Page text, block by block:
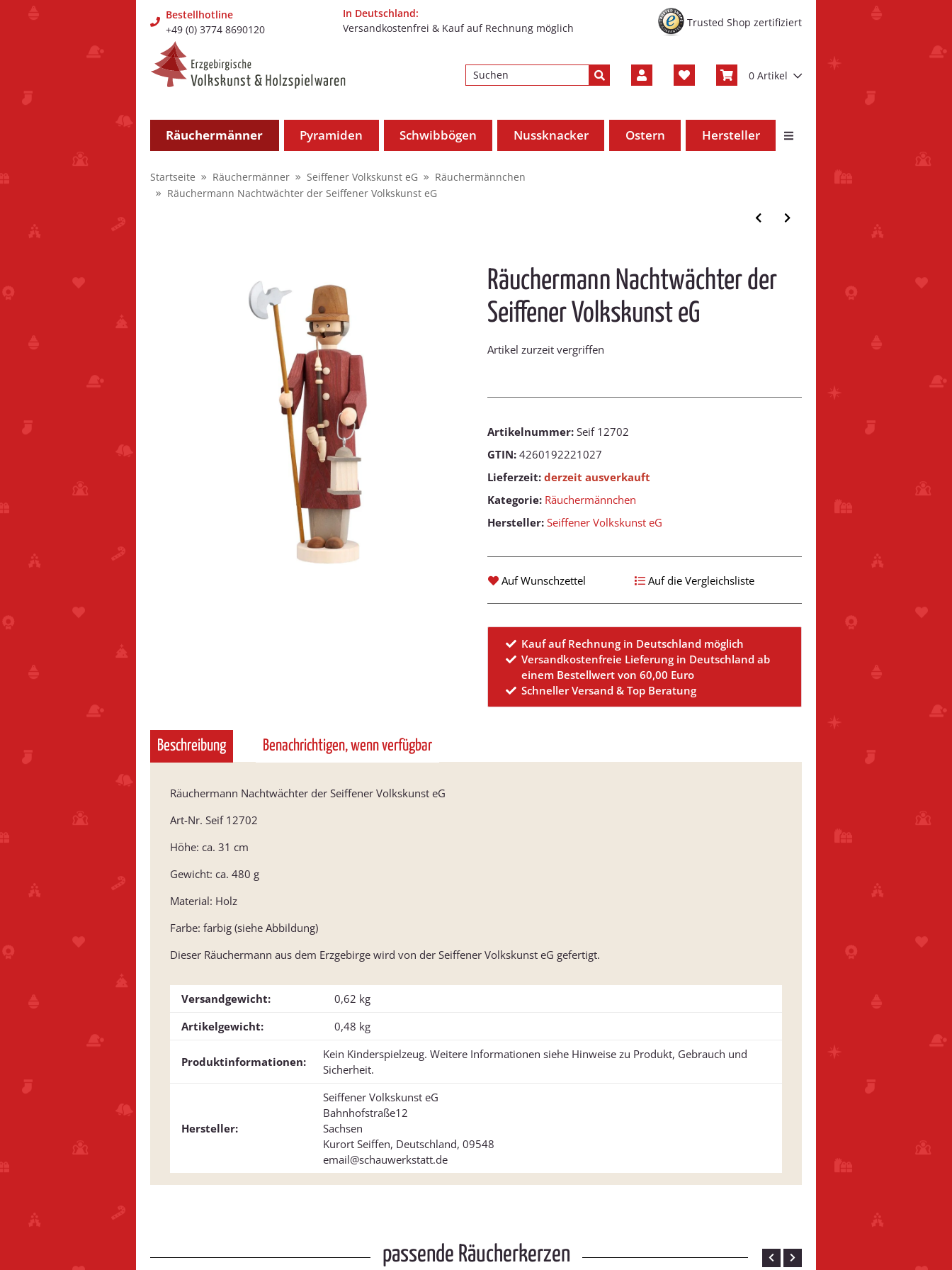
Bestellhotline
+49 (0) 3774 8690120
In Deutschland:
Versandkostenfrei & Kauf auf Rechnung möglich
Trusted Shop zertifiziert
0 Artikel
Räuchermänner Pyramiden Schwibbögen Nussknacker Ostern Hersteller
Startseite Räuchermänner Seiffener Volkskunst eG
Räuchermännchen
Räuchermann Nachtwächter der Seiffener Volkskunst eG
Räuchermann Nachtwächter der
Seiffener Volkskunst eG
Artikel zurzeit vergriffen
Artikelnummer: Seif 12702
GTIN: 4260192221027
Lieferzeit: derzeit ausverkauft
Kategorie: Räuchermännchen
Hersteller: Seiffener Volkskunst eG
Auf Wunschzettel Auf die Vergleichsliste
Kauf auf Rechnung in Deutschland möglich
Versandkostenfreie Lieferung in Deutschland ab
einem Bestellwert von 60,00 Euro
Schneller Versand & Top Beratung
Beschreibung Benachrichtigen, wenn verfügbar
Räuchermann Nachtwächter der Seiffener Volkskunst eG
Art-Nr. Seif 12702
Höhe: ca. 31 cm
Gewicht: ca. 480 g
Material: Holz
Farbe: farbig (siehe Abbildung)
Dieser Räuchermann aus dem Erzgebirge wird von der Seiffener Volkskunst eG gefertigt.
Versandgewicht:
0,62 kg
Artikelgewicht:
0,48 kg
Produktinformationen:
Kein Kinderspielzeug. Weitere Informationen siehe Hinweise zu Produkt, Gebrauch und
Sicherheit.
Hersteller:
Seiffener Volkskunst eG
Bahnhofstraße12
Sachsen
Kurort Seiffen, Deutschland, 09548
email@schauwerkstatt.de
passende Räucherkerzen